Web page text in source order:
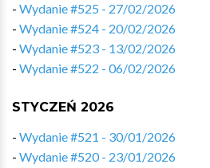
- Wydanie #525 - 27/02/2026
- Wydanie #524 - 20/02/2026
- Wydanie #523 - 13/02/2026
- Wydanie #522 - 06/02/2026
STYCZEŃ 2026
- Wydanie #521 - 30/01/2026
- Wydanie #520 - 23/01/2026